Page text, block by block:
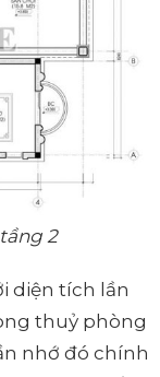
2
diện tích lần
thuỷ phòng
nhớ đó chính